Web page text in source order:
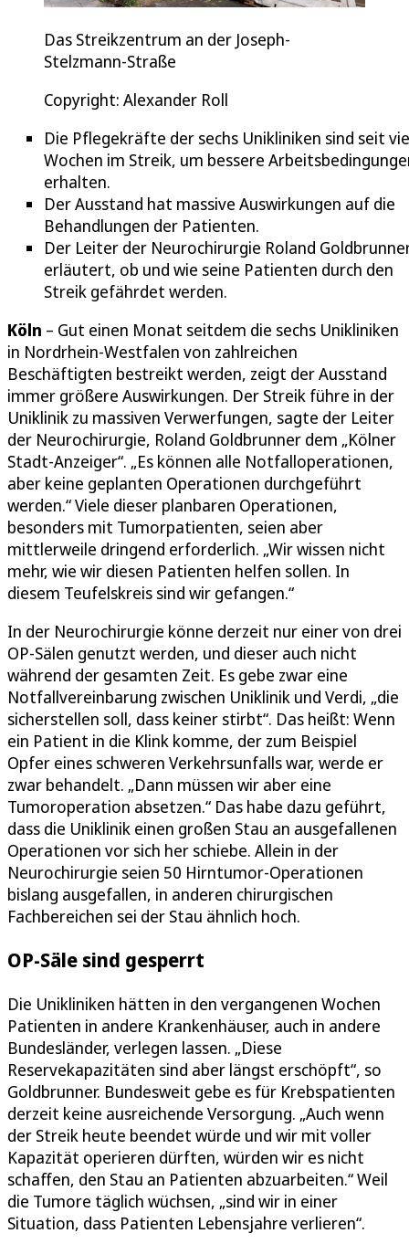
Das Streikzentrum an der Joseph-
Stelzmann-Straße
Copyright: Alexander Roll
Die Pflegekräfte der sechs Unikliniken sind seit
Wochen im Streik, um bessere
erhalten.
Der Ausstand hat massive Auswirkungen auf die
Behandlungen der Patienten.
Der Leiter der Neurochirurgie Roland
erläutert, ob und wie seine Patienten durch den
Streik gefährdet werden.
Köln – Gut einen Monat seitdem die sechs Unikliniken
in Nordrhein-Westfalen von zahlreichen
Beschäftigten bestreikt werden, zeigt der Ausstand
immer größere Auswirkungen. Der Streik führe in der
Uniklinik zu massiven Verwerfungen, sagte der Leiter
der Neurochirurgie, Roland Goldbrunner dem „Kölner
Stadt-Anzeiger“. „Es können alle Notfalloperationen,
aber keine geplanten Operationen durchgeführt
werden.“ Viele dieser planbaren Operationen,
besonders mit Tumorpatienten, seien aber
mittlerweile dringend erforderlich. „Wir wissen nicht
mehr, wie wir diesen Patienten helfen sollen. In
diesem Teufelskreis sind wir gefangen.“
In der Neurochirurgie könne derzeit nur einer von drei
OP-Sälen genutzt werden, und dieser auch nicht
während der gesamten Zeit. Es gebe zwar eine
Notfallvereinbarung zwischen Uniklinik und Verdi, „die
sicherstellen soll, dass keiner stirbt“. Das heißt: Wenn
ein Patient in die Klink komme, der zum Beispiel
Opfer eines schweren Verkehrsunfalls war, werde er
zwar behandelt. „Dann müssen wir aber eine
Tumoroperation absetzen.“ Das habe dazu geführt,
dass die Uniklinik einen großen Stau an ausgefallenen
Operationen vor sich her schiebe. Allein in der
Neurochirurgie seien 50 Hirntumor-Operationen
bislang ausgefallen, in anderen chirurgischen
Fachbereichen sei der Stau ähnlich hoch.
OP-Säle sind gesperrt
Die Unikliniken hätten in den vergangenen Wochen
Patienten in andere Krankenhäuser, auch in andere
Bundesländer, verlegen lassen. „Diese
Reservekapazitäten sind aber längst erschöpft“, so
Goldbrunner. Bundesweit gebe es für Krebspatienten
derzeit keine ausreichende Versorgung. „Auch wenn
der Streik heute beendet würde und wir mit voller
Kapazität operieren dürften, würden wir es nicht
schaffen, den Stau an Patienten abzuarbeiten.“ Weil
die Tumore täglich wüchsen, „sind wir in einer
Situation, dass Patienten Lebensjahre verlieren“.